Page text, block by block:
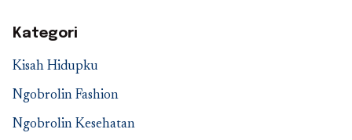
Kategori
Kisah Hidupku
Ngobrolin Fashion
Ngobrolin Kesehatan